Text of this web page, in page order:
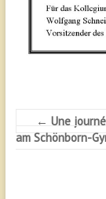
← Une
am Schönborn-